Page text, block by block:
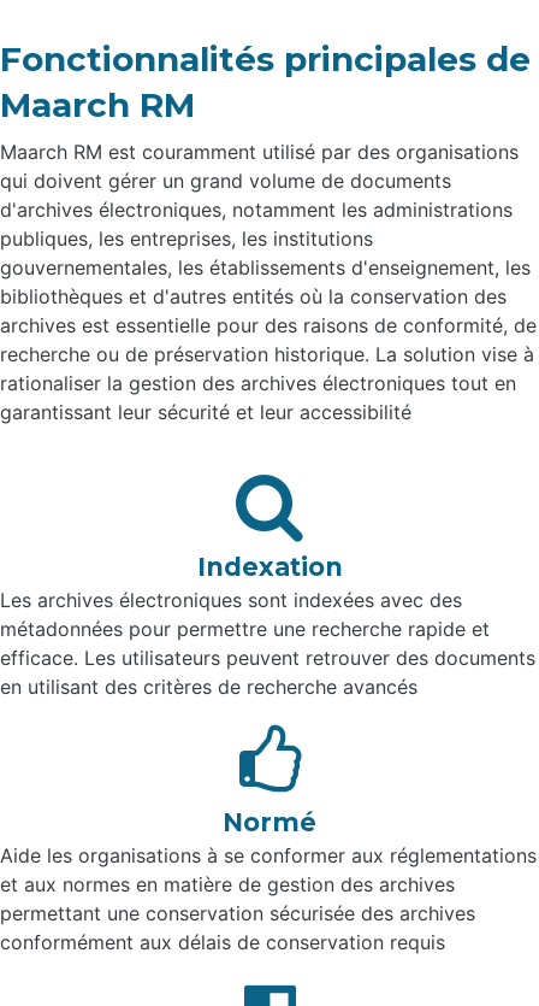
Fonctionnalités principales de
Maarch RM
Maarch RM est couramment utilisé par des organisations
qui doivent gérer un grand volume de documents
d'archives électroniques, notamment les administrations
publiques, les entreprises, les institutions
gouvernementales, les établissements d'enseignement, les
bibliothèques et d'autres entités où la conservation des
archives est essentielle pour des raisons de conformité, de
recherche ou de préservation historique. La solution vise à
rationaliser la gestion des archives électroniques tout en
garantissant leur sécurité et leur accessibilité
Indexation
Les archives électroniques sont indexées avec des
métadonnées pour permettre une recherche rapide et
efficace. Les utilisateurs peuvent retrouver des documents
en utilisant des critères de recherche avancés
Normé
Aide les organisations à se conformer aux réglementations
et aux normes en matière de gestion des archives
permettant une conservation sécurisée des archives
conformément aux délais de conservation requis